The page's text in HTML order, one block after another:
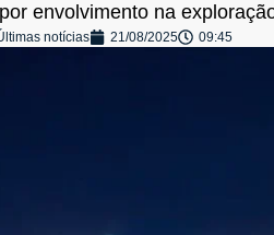
envolvimento na
notícias 21/08/2025 09:45